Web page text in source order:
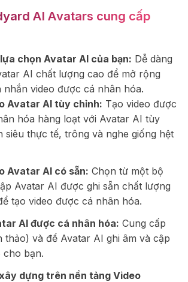
AI Avatars cung cấp
chọn Avatar AI của bạn: Dễ dàng
AI chất lượng cao để mở rộng
nhắn video được cá nhân hóa.
Avatar AI tùy chỉnh: Tạo video được
hóa hàng loạt với Avatar AI tùy
siêu thực tế, trông và nghe giống hệt
Avatar AI có sẵn: Chọn từ một bộ
Avatar AI được ghi sẵn chất lượng
tạo video được cá nhân hóa.
AI được cá nhân hóa: Cung cấp
thảo) và để Avatar AI ghi âm và cập
cho bạn.
dựng trên nền tảng Video